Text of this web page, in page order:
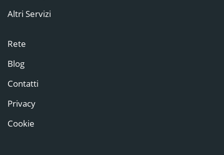
Altri Servizi
Rete
Blog
Contatti
Privacy
Cookie